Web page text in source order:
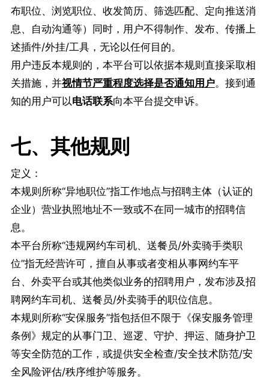
布职位、浏览职位、收发简历、筛选匹配、定向推送消
息、自动沟通等）同时，用户不得制作、发布、传播上
述插件/外挂/工具，无论以任何目的。
用户违反本规则的，本平台可以依据本规则直接采取相
关措施，并视情节严重程度选择是否通知用户。接到通
知的用户可以电话联系向本平台提交申诉。
七、其他规则
定义：
本规则所称“异地职位”指工作地点与招聘主体（认证的
企业）营业执照地址不一致或不在同一城市的招聘信
息。
本平台所称“违规网约车司机、送餐员/外卖骑手类职
位”指无经营许可，擅自从事或者变相从事网约车平
台、外卖平台或其他类似业务的招聘用户，发布涉及招
聘网约车司机、送餐员/外卖骑手的职位信息。
本规则所称“安保服务”指包括但不限于《保安服务管理
条例》规定的从事门卫、巡逻、守护、押运、随身护卫
等安全防范的工作，或提供安全检查/安全技术防范/安
全风险评估/秩序维护等服务。